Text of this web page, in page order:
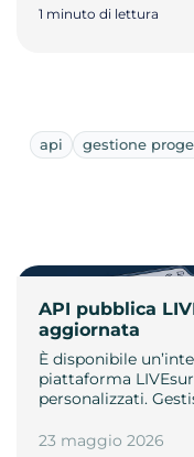
1 minuto di lettura
api gestione
API pubblica
aggiornata
È disponibile
piattaforma
personalizzati.
23 maggio 2026